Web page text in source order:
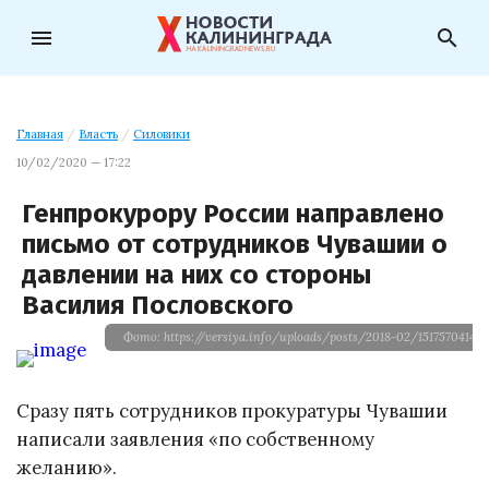
menu search
Главная / Власть / Силовики
10/02/2020 — 17:22
Генпрокурору России направлено
письмо от сотрудников Чувашии о
давлении на них со стороны
Василия Пословского
Фото: https://versiya.info/uploads/posts/2018-02/
Сразу пять сотрудников прокуратуры Чувашии
написали заявления «по собственному
желанию».